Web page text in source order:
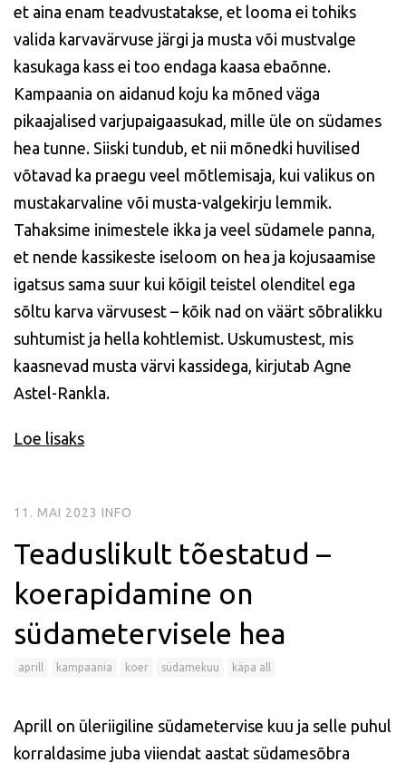
et aina enam teadvustatakse, et looma ei tohiks
valida karvavärvuse järgi ja musta või mustvalge
kasukaga kass ei too endaga kaasa ebaõnne.
Kampaania on aidanud koju ka mõned väga
pikaajalised varjupaigaasukad, mille üle on südames
hea tunne. Siiski tundub, et nii mõnedki huvilised
võtavad ka praegu veel mõtlemisaja, kui valikus on
mustakarvaline või musta-valgekirju lemmik.
Tahaksime inimestele ikka ja veel südamele panna,
et nende kassikeste iseloom on hea ja kojusaamise
igatsus sama suur kui kõigil teistel olenditel ega
sõltu karva värvusest – kõik nad on väärt sõbralikku
suhtumist ja hella kohtlemist. Uskumustest, mis
kaasnevad musta värvi kassidega, kirjutab Agne
Astel-Rankla.
Loe lisaks
11. MAI 2023 INFO
Teaduslikult tõestatud –
koerapidamine on
südametervisele hea
aprill kampaania koer südamekuu käpa all
Aprill on üleriigiline südametervise kuu ja selle puhul
korraldasime juba viiendat aastat südamesõbra